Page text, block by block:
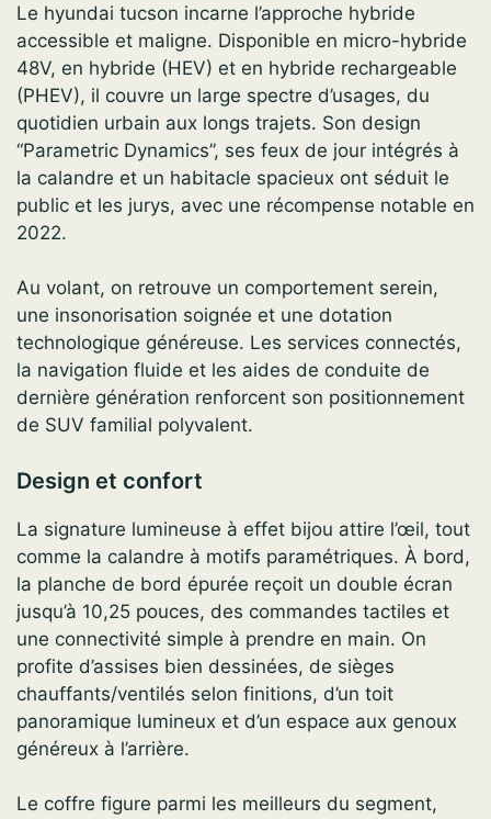
Le hyundai tucson incarne l’approche hybride
accessible et maligne. Disponible en micro-hybride
48V, en hybride (HEV) et en hybride rechargeable
(PHEV), il couvre un large spectre d’usages, du
quotidien urbain aux longs trajets. Son design
“Parametric Dynamics”, ses feux de jour intégrés à
la calandre et un habitacle spacieux ont séduit le
public et les jurys, avec une récompense notable en
2022.
Au volant, on retrouve un comportement serein,
une insonorisation soignée et une dotation
technologique généreuse. Les services connectés,
la navigation fluide et les aides de conduite de
dernière génération renforcent son positionnement
de SUV familial polyvalent.
Design et confort
La signature lumineuse à effet bijou attire l’œil, tout
comme la calandre à motifs paramétriques. À bord,
la planche de bord épurée reçoit un double écran
jusqu’à 10,25 pouces, des commandes tactiles et
une connectivité simple à prendre en main. On
profite d’assises bien dessinées, de sièges
chauffants/ventilés selon finitions, d’un toit
panoramique lumineux et d’un espace aux genoux
généreux à l’arrière.
Le coffre figure parmi les meilleurs du segment,